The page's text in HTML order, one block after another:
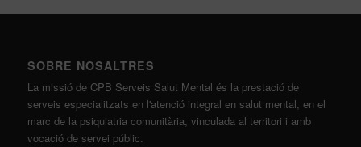
SOBRE NOSALTRES
La missió de CPB Serveis Salut Mental és la prestació de
serveis especialitzats en l'atenció integral en salut mental, en el
marc de la psiquiatria comunitària, vinculada al territori i amb
vocació de servei públic.